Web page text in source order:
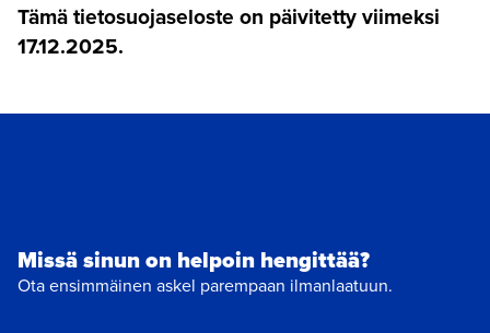
Tämä tietosuojaseloste on päivitetty viimeksi
17.12.2025.
Missä sinun on helpoin hengittää?
Ota ensimmäinen askel parempaan ilmanlaatuun.